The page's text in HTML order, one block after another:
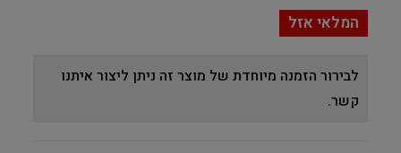
המלאי אזל
לבירור הזמנה מיוחדת של מוצר זה ניתן ליצור איתנו
קשר.